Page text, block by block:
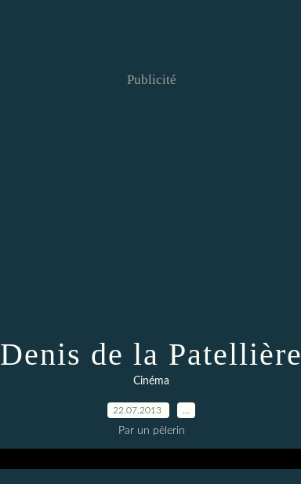
Publicité
Denis de la Patellière
Cinéma
22.07.2013
Par un pèlerin